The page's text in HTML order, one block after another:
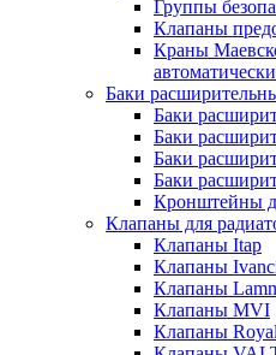
Группы
Клапаны
Краны
Баки
Баки
Баки
Баки
Баки
Кронштейны
Клапаны для
Клапаны Itap
Клапаны
Клапаны
Клапаны MVI
Клапаны